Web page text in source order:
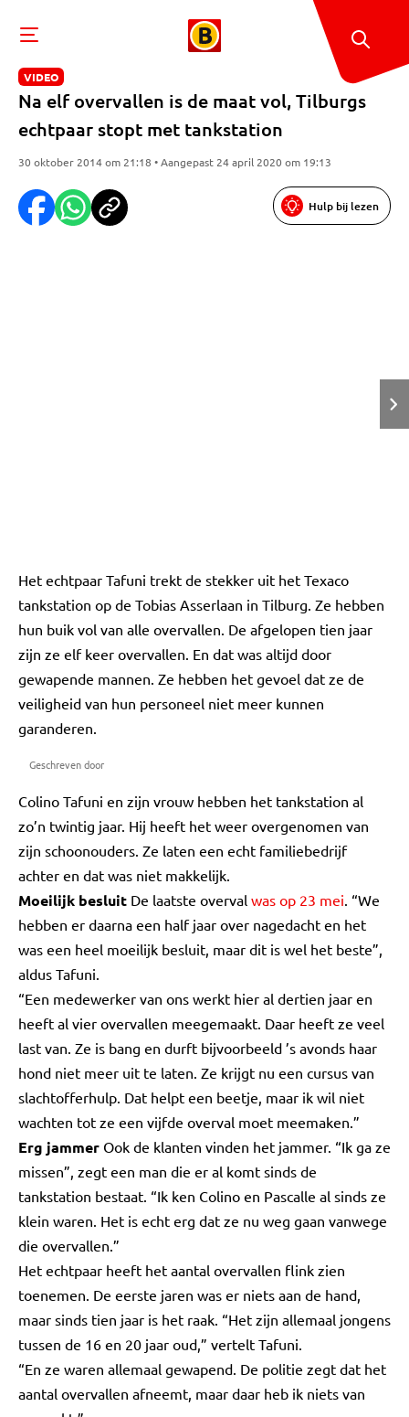
VIDEO
Na elf overvallen is de maat vol, Tilburgs
echtpaar stopt met tankstation
30 oktober 2014 om 21:18 • Aangepast 24 april 2020 om 19:13
Hulp bij lezen
Het echtpaar Tafuni trekt de stekker uit het Texaco
tankstation op de Tobias Asserlaan in Tilburg. Ze hebben
hun buik vol van alle overvallen. De afgelopen tien jaar
zijn ze elf keer overvallen. En dat was altijd door
gewapende mannen. Ze hebben het gevoel dat ze de
veiligheid van hun personeel niet meer kunnen
garanderen.
Geschreven door
Colino Tafuni en zijn vrouw hebben het tankstation al
zo’n twintig jaar. Hij heeft het weer overgenomen van
zijn schoonouders. Ze laten een echt familiebedrijf
achter en dat was niet makkelijk.
Moeilijk besluit De laatste overval was op 23 mei. “We
hebben er daarna een half jaar over nagedacht en het
was een heel moeilijk besluit, maar dit is wel het beste”,
aldus Tafuni.
“Een medewerker van ons werkt hier al dertien jaar en
heeft al vier overvallen meegemaakt. Daar heeft ze veel
last van. Ze is bang en durft bijvoorbeeld ’s avonds haar
hond niet meer uit te laten. Ze krijgt nu een cursus van
slachtofferhulp. Dat helpt een beetje, maar ik wil niet
wachten tot ze een vijfde overval moet meemaken.”
Erg jammer Ook de klanten vinden het jammer. “Ik ga ze
missen”, zegt een man die er al komt sinds de
tankstation bestaat. “Ik ken Colino en Pascalle al sinds ze
klein waren. Het is echt erg dat ze nu weg gaan vanwege
die overvallen.”
Het echtpaar heeft het aantal overvallen flink zien
toenemen. De eerste jaren was er niets aan de hand,
maar sinds tien jaar is het raak. “Het zijn allemaal jongens
tussen de 16 en 20 jaar oud,” vertelt Tafuni.
“En ze waren allemaal gewapend. De politie zegt dat het
aantal overvallen afneemt, maar daar heb ik niets van